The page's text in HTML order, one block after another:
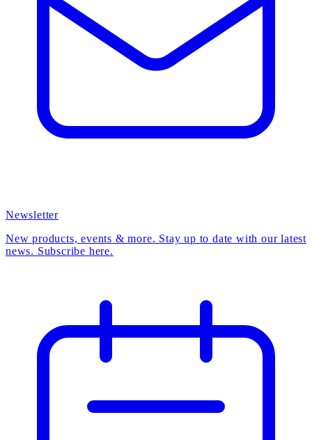
Newsletter
New products, events & more. Stay up to date with our latest
news. Subscribe here.